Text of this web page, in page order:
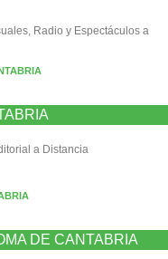
Radio y Espectáculos a
a Distancia
DE CANTABRIA